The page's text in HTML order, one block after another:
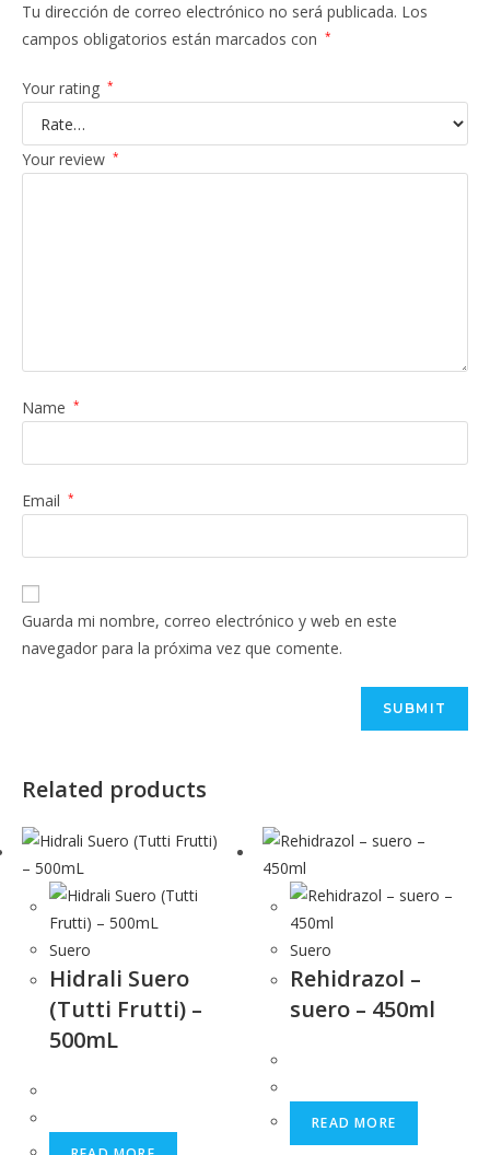
Tu dirección de correo electrónico no será publicada. Los
campos obligatorios están marcados con *
Your rating *
Your review *
Name *
Email *
Guarda mi nombre, correo electrónico y web en este
navegador para la próxima vez que comente.
Related products
Suero
Hidrali Suero
(Tutti Frutti) –
500mL
Suero
Rehidrazol –
suero – 450ml
READ MORE